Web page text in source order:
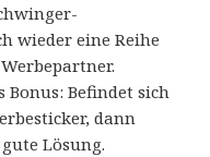
wieder eine Reihe
Bonus: Befindet sich
dann
Lösung.